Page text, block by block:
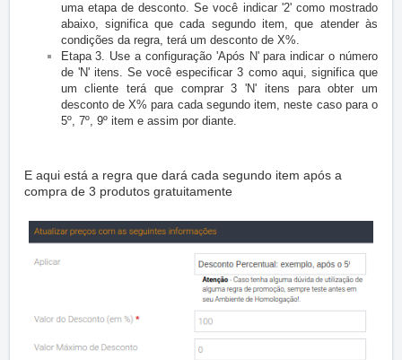
uma etapa de desconto.Se você indicar '2' como mostrado
abaixo, significa que cada segundo item, que atender às
condições da regra, terá um desconto de X%.
Etapa 3. Use a configuração 'Após N' para indicar o número
de 'N' itens. Se você especificar 3 como aqui, significa que
um cliente terá que comprar 3 'N' itens para obter um
desconto de X% para cada segundo item, neste caso para o
5º, 7º, 9º item e assim por diante.
E aqui está a regra que dará cada segundo item após a
compra de 3 produtos gratuitamente